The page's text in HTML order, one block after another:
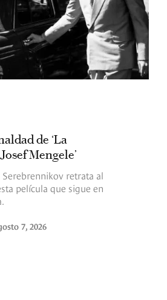
de ‘La
Mengele’
retrata al
película que sigue en
7, 2026